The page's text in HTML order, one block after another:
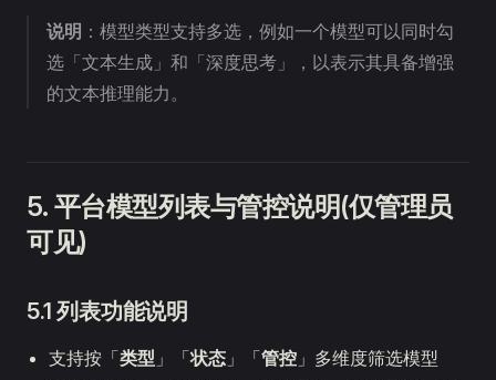
说明 ：模型类型支持多选，例如一个模型可以同时勾
选「文本生成」和「深度思考」，以表示其具备增强
的文本推理能力。
5. 平台模型列表与管控说明(仅管理员
可见)
5.1 列表功能说明
支持按「类型 」「状态 」「管控 」多维度筛选模型